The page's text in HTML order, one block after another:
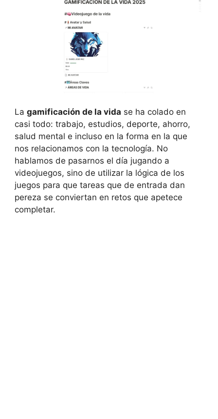
La gamificación de la vida se ha colado en
casi todo: trabajo, estudios, deporte, ahorro,
salud mental e incluso en la forma en la que
nos relacionamos con la tecnología. No
hablamos de pasarnos el día jugando a
videojuegos, sino de utilizar la lógica de los
juegos para que tareas que de entrada dan
pereza se conviertan en retos que apetece
completar.